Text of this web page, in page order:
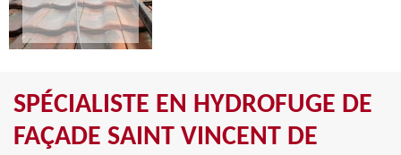
SPÉCIALISTE EN HYDROFUGE DE
FAÇADE SAINT VINCENT DE